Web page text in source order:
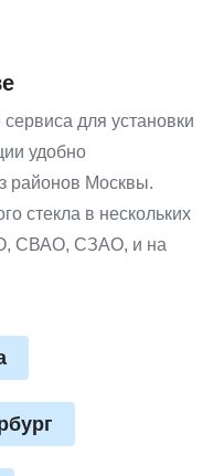
для установки
удобно
районов Москвы.
стекла в нескольких
СВАО, СЗАО, и на